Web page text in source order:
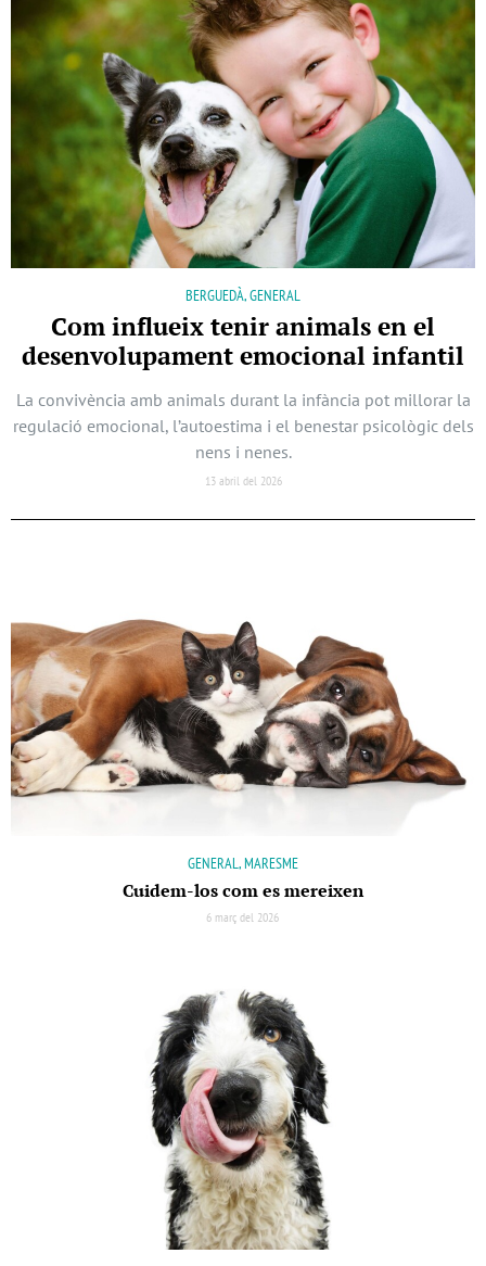
BERGUEDÀ, GENERAL
Com influeix tenir animals en el
desenvolupament emocional infantil
La convivència amb animals durant la infància pot millorar la
regulació emocional, l’autoestima i el benestar psicològic dels
nens i nenes.
13 abril del 2026
GENERAL, MARESME
Cuidem-los com es mereixen
6 març del 2026